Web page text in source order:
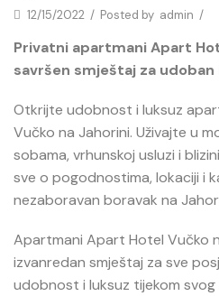
12/15/2022 / Posted by admin /
Privatni apartmani Apart
savršen smještaj za udoban
Otkrijte udobnost i luksuz
Vučko na Jahorini. Uživajte u
sobama, vrhunskoj usluzi i
sve o pogodnostima, lokaciji i
nezaboravan boravak na
Apartmani Apart Hotel Vučko
izvanredan smještaj za sve
udobnost i luksuz tijekom